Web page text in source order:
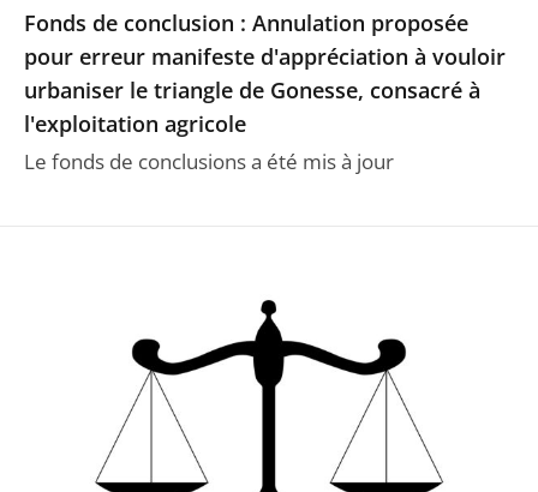
Fonds de conclusion : Annulation proposée
pour erreur manifeste d'appréciation à vouloir
urbaniser le triangle de Gonesse, consacré à
l'exploitation agricole
Le fonds de conclusions a été mis à jour